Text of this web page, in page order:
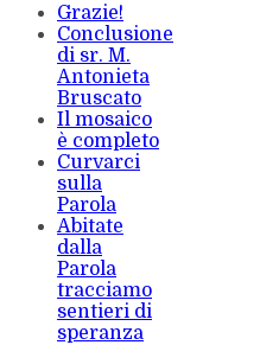
Grazie!
Conclusione
di sr. M.
Antonieta
Bruscato
Il mosaico
è completo
Curvarci
sulla
Parola
Abitate
dalla
Parola
tracciamo
sentieri di
speranza